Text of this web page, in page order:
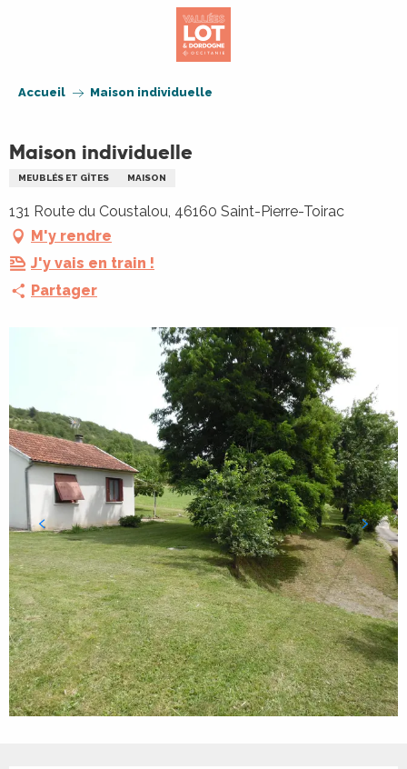
Accueil Maison individuelle
Maison individuelle
MEUBLÉS ET GÎTES MAISON
131 Route du Coustalou, 46160 Saint-Pierre-Toirac
M'y rendre
J'y vais en train !
Partager